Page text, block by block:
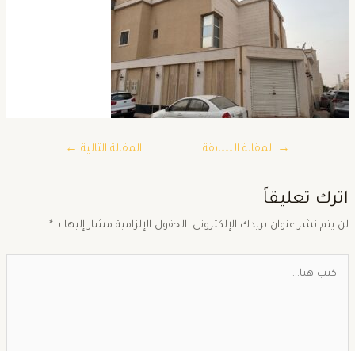
→المقالة السابقة المقالة التالية←
تعليقاً
يتم نشر عنوان بريدك الإلكتروني. الحقول الإلزامية مشار إليها بـ *